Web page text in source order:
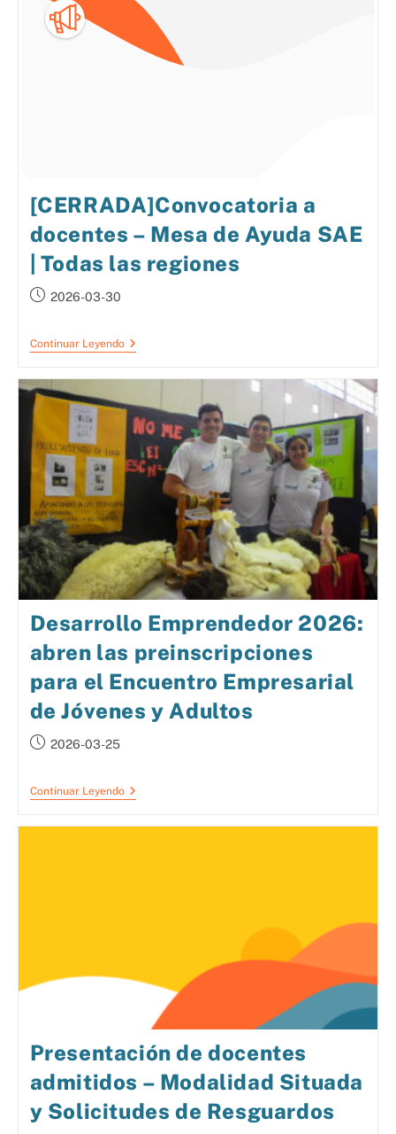
[CERRADA]Convocatoria a
docentes – Mesa de Ayuda SAE
| Todas las regiones
2026-03-30
Continuar Leyendo
Desarrollo Emprendedor 2026:
abren las preinscripciones
para el Encuentro Empresarial
de Jóvenes y Adultos
2026-03-25
Continuar Leyendo
Presentación de docentes
admitidos – Modalidad Situada
y Solicitudes de Resguardos